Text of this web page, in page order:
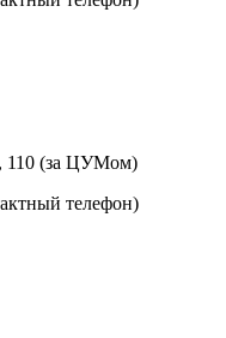
110 (за ЦУМом)
телефон)